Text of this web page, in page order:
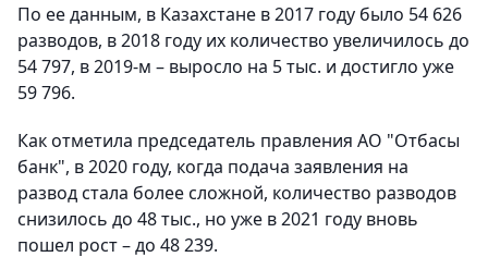
По ее данным, в Казахстане в 2017 году было 54 626
разводов, в 2018 году их количество увеличилось до
54 797, в 2019-м – выросло на 5 тыс. и достигло уже
59 796.
Как отметила председатель правления АО "Отбасы
банк", в 2020 году, когда подача заявления на
развод стала более сложной, количество разводов
снизилось до 48 тыс., но уже в 2021 году вновь
пошел рост – до 48 239.